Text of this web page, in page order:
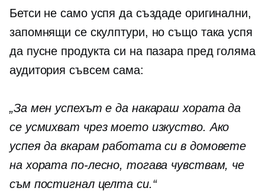
Бетси не само успя да създаде оригинални,
запомнящи се скулптури, но също така успя
да пусне продукта си на пазара пред голяма
аудитория съвсем сама:
„За мен успехът е да накараш хората да
се усмихват чрез моето изкуство. Ако
успея да вкарам работата си в домовете
на хората по-лесно, тогава чувствам, че
съм постигнал целта си.“